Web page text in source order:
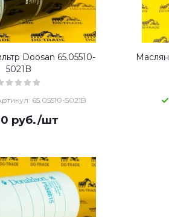
Doosan 65.05510-
5021B
65.05510-5021B
руб./шт